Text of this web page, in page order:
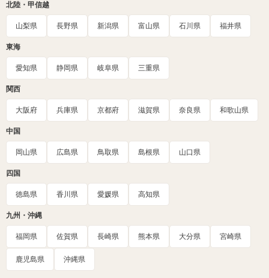
北陸・甲信越
山梨県 長野県 新潟県 富山県 石川県 福井県
東海
愛知県 静岡県 岐阜県 三重県
関西
大阪府 兵庫県 京都府 滋賀県 奈良県 和歌山県
中国
岡山県 広島県 鳥取県 島根県 山口県
四国
徳島県 香川県 愛媛県 高知県
九州・沖縄
福岡県 佐賀県 長崎県 熊本県 大分県 宮崎県
鹿児島県 沖縄県